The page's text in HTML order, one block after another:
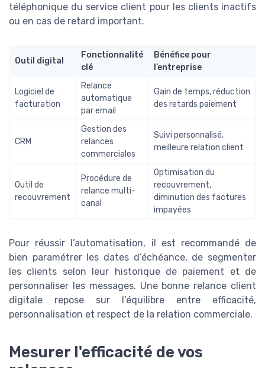
téléphonique du service client pour les clients inactifs
ou en cas de retard important.
Outil digital
Fonctionnalité
clé
Bénéfice pour
l’entreprise
Logiciel de
facturation
Relance
automatique
par email
Gain de temps, réduction
des retards paiement
CRM
Gestion des
relances
commerciales
Suivi personnalisé,
meilleure relation client
Outil de
recouvrement
Procédure de
relance multi-
canal
Optimisation du
recouvrement,
diminution des factures
impayées
Pour réussir l’automatisation, il est recommandé de
bien paramétrer les dates d’échéance, de segmenter
les clients selon leur historique de paiement et de
personnaliser les messages. Une bonne relance client
digitale repose sur l’équilibre entre efficacité,
personnalisation et respect de la relation commerciale.
Mesurer l'efficacité de vos